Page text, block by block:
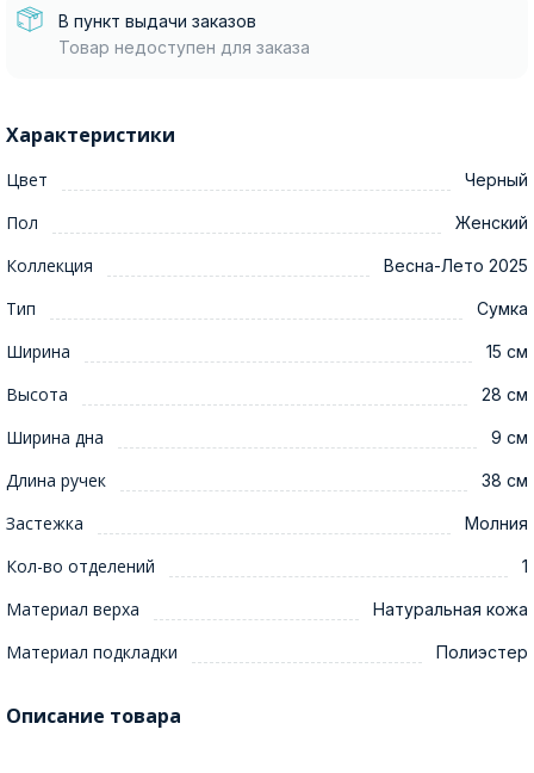
В пункт выдачи заказов
Товар недоступен для заказа
Характеристики
Цвет Черный
Пол Женский
Коллекция Весна-Лето 2025
Тип Сумка
Ширина 15 см
Высота 28 см
Ширина дна 9 см
Длина ручек 38 см
Застежка Молния
Кол-во отделений 1
Материал верха Натуральная кожа
Материал подкладки Полиэстер
Описание товара